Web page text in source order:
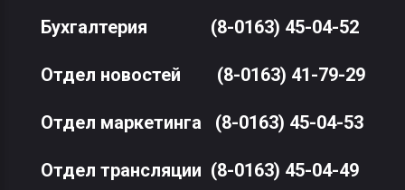
Бухгалтерия (8-0163) 45-04-52
Отдел новостей (8-0163) 41-79-29
Отдел маркетинга (8-0163) 45-04-53
Отдел трансляции (8-0163) 45-04-49